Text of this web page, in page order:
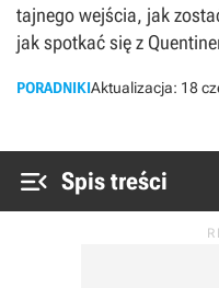
tajnego wejścia, jak
jak spotkać się z
PORADNIKIAktualizacja: 18
 Spis treści